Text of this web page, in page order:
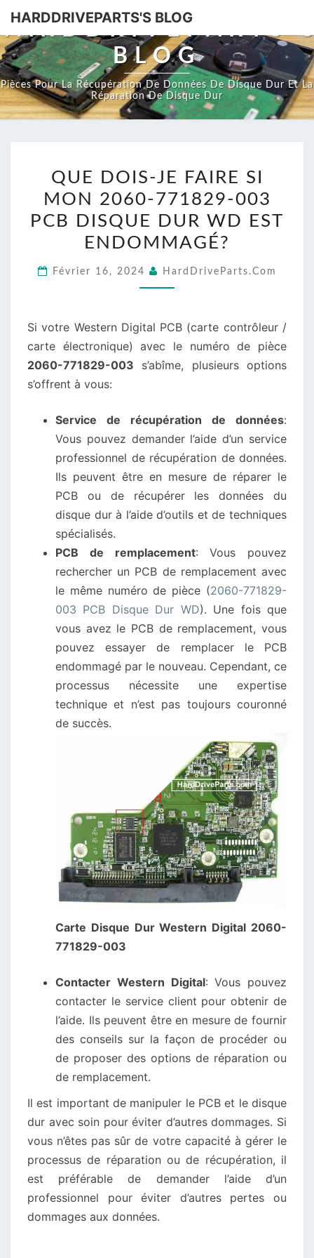
HARDDRIVEPARTS'S BLOG
BLOG
Pièces Pour La Récupération De Données De Disque Dur Et La
Réparation De Disque Dur
DOIS-
JE
FAIRE
SI
2060-
PCB
DISQUE
DUR
ENDOMMAGÉ?
QUE DOIS-JE FAIRE SI
MON 2060-771829-003
PCB DISQUE DUR WD EST
ENDOMMAGÉ?
Février 16, 2024 HardDriveParts.com
Si votre Western Digital PCB (carte contrôleur /
carte électronique) avec le numéro de pièce
2060-771829-003 s’abîme, plusieurs options
s’offrent à vous:
Service de récupération de données:
Vous pouvez demander l’aide d’un service
professionnel de récupération de données.
Ils peuvent être en mesure de réparer le
PCB ou de récupérer les données du
disque dur à l’aide d’outils et de techniques
spécialisés.
PCB de remplacement: Vous pouvez
rechercher un PCB de remplacement avec
le même numéro de pièce (2060-771829-
003 PCB Disque Dur WD). Une fois que
vous avez le PCB de remplacement, vous
pouvez essayer de remplacer le PCB
endommagé par le nouveau. Cependant, ce
processus nécessite une expertise
technique et n’est pas toujours couronné
de succès.
Carte Disque Dur Western Digital 2060-
771829-003
Contacter Western Digital: Vous pouvez
contacter le service client pour obtenir de
l’aide. Ils peuvent être en mesure de fournir
des conseils sur la façon de procéder ou
de proposer des options de réparation ou
de remplacement.
Il est important de manipuler le PCB et le disque
dur avec soin pour éviter d’autres dommages. Si
vous n’êtes pas sûr de votre capacité à gérer le
processus de réparation ou de récupération, il
est préférable de demander l’aide d’un
professionnel pour éviter d’autres pertes ou
dommages aux données.